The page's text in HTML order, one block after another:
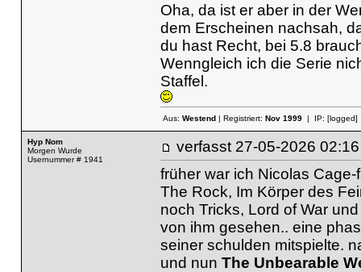
Oha, da ist er aber in der
dem Erscheinen nachsah,
du hast Recht, bei 5.8
Wenngleich ich die Serie
Staffel.
Aus: Westend| Registriert: Nov 1999| IP: [logged]
Hyp Nom
Morgen Wurde
Usernummer # 1941
verfasst 27-05-2026
früher war ich Nicolas
The Rock, Im Körper des
noch Tricks, Lord of War
von ihm gesehen.. eine
seiner schulden mitspielte.
und nun The Unbearable